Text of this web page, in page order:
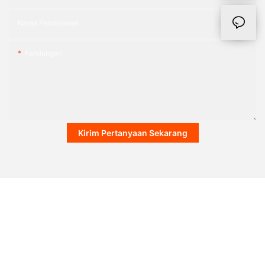
Kirim Pertanyaan Sekarang